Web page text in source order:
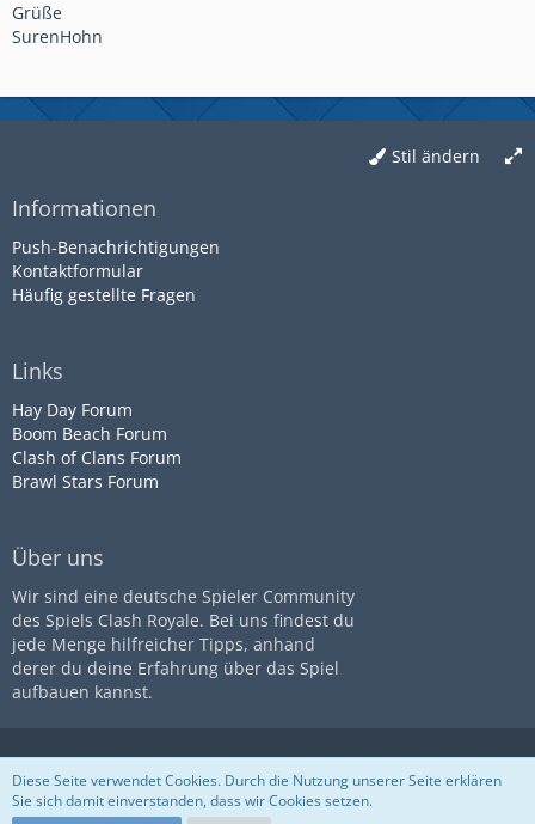
Grüße
SurenHohn
Stil ändern
Informationen
Push-Benachrichtigungen
Kontaktformular
Häufig gestellte Fragen
Links
Hay Day Forum
Boom Beach Forum
Clash of Clans Forum
Brawl Stars Forum
Über uns
Wir sind eine deutsche Spieler Community
des Spiels Clash Royale. Bei uns findest du
jede Menge hilfreicher Tipps, anhand
derer du deine Erfahrung über das Spiel
aufbauen kannst.
Diese Seite ist nicht mit dem
UnternehmenSupercellassoziiert
Community-Software:WoltLab
Impressum
Datenschutz
Nutzungsbestimmungen
Diese Seite verwendet Cookies. Durch die Nutzung unserer Seite erklären
Sie sich damit einverstanden, dass wir Cookies setzen.